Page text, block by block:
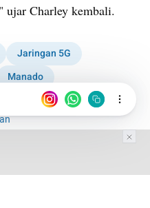
ujar Charley kembali.
Jaringan 5G
Manado